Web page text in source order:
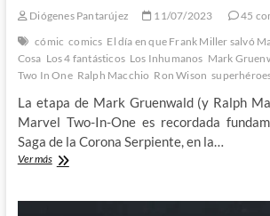
Diógenes Pantarújez 11/07/2023
45
cómic comics El día en que Frank Miller salvó
Cosa Los 4 fantásticos Los Inhumanos Mark
Two In One Ralph Macchio Ron Wison
La etapa de Mark Gruenwald (y Ralph
Marvel Two-In-One es recordada
Saga de la Corona Serpiente, en la…
Ver másMark